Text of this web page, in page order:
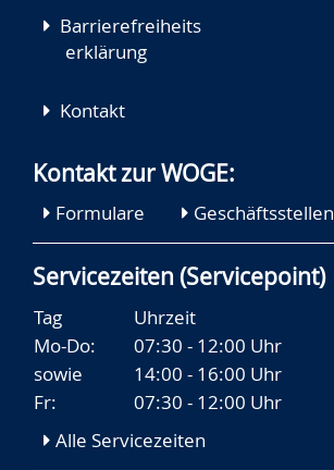
Barrierefreiheits
erklärung
Kontakt
Kontakt zur WOGE:
Formulare Geschäftsstellen
Servicezeiten (Servicepoint)
Tag
Uhrzeit
Mo-Do:
07:30 - 12:00 Uhr
sowie
14:00 - 16:00 Uhr
Fr:
07:30 - 12:00 Uhr
Alle Servicezeiten